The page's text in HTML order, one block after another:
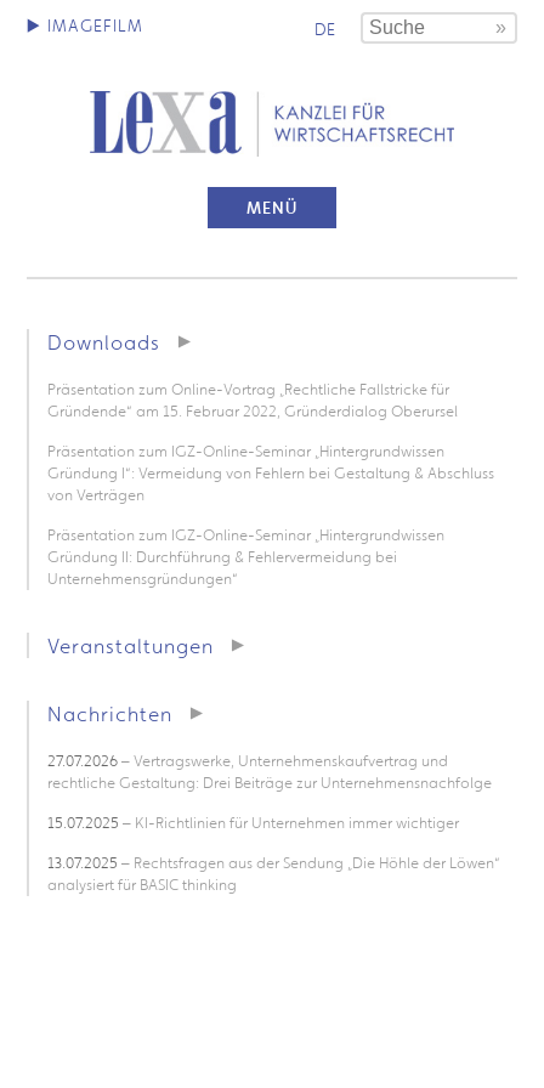
DE
MENÜ
Downloads
Präsentation zum Online-Vortrag „Rechtliche Fallstricke für
Gründende“ am 15. Februar 2022, Gründerdialog Oberursel
Präsentation zum IGZ-Online-Seminar „Hintergrundwissen
Gründung I“: Vermeidung von Fehlern bei Gestaltung & Abschluss
von Verträgen
Präsentation zum IGZ-Online-Seminar „Hintergrundwissen
Gründung II: Durchführung & Fehlervermeidung bei
Unternehmensgründungen“
Veranstaltungen
Nachrichten
27.07.2026– Vertragswerke, Unternehmenskaufvertrag und
rechtliche Gestaltung: Drei Beiträge zur Unternehmensnachfolge
15.07.2025 – KI-Richtlinien für Unternehmen immer wichtiger
13.07.2025 – Rechtsfragen aus der Sendung „Die Höhle der Löwen“
analysiert für BASIC thinking